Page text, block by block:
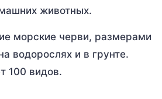
животных.
морские черви, размерами
водорослях и в грунте.
100 видов.